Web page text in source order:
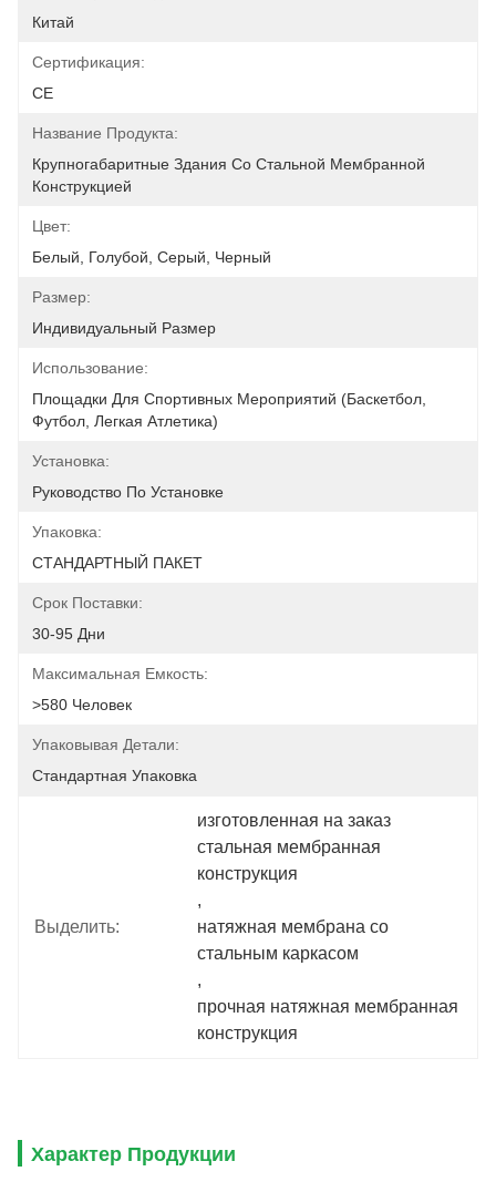
Китай
Сертификация:
CE
Название Продукта:
Крупногабаритные Здания Со Стальной Мембранной
Конструкцией
Цвет:
Белый, Голубой, Серый, Черный
Размер:
Индивидуальный Размер
Использование:
Площадки Для Спортивных Мероприятий (баскетбол,
Футбол, Легкая Атлетика)
Установка:
Руководство По Установке
Упаковка:
СТАНДАРТНЫЙ ПАКЕТ
Срок Поставки:
30-95 Дни
Максимальная Емкость:
>580 Человек
Упаковывая Детали:
Стандартная Упаковка
Выделить:
изготовленная на заказ
стальная мембранная
конструкция
,
натяжная мембрана со
стальным каркасом
,
прочная натяжная мембранная
конструкция
Характер Продукции